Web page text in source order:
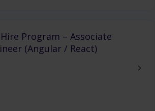
Program – Associate
(Angular / React)